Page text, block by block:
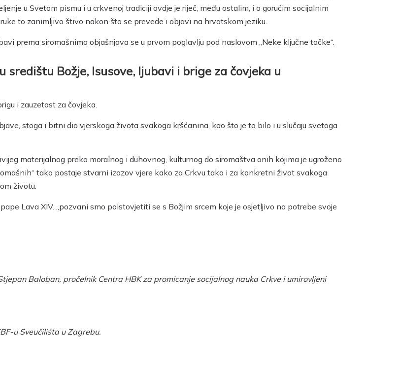
u Svetom pismu i u crkvenoj tradiciji ovdje je riječ, među ostalim, i o gorućim socijalnim
to zanimljivo štivo nakon što se prevede i objavi na hrvatskom jeziku.
prema siromašnima objašnjava se u prvom poglavlju pod naslovom „Neke ključne točke“.
Božje, Isusove, ljubavi i brige za čovjeka u
i zauzetost za čovjeka.
stoga i bitni dio vjerskoga života svakoga kršćanina, kao što je to bilo i u slučaju svetoga
materijalnog preko moralnog i duhovnog, kulturnog do siromaštva onih kojima je ugroženo
tako postaje stvarni izazov vjere kako za Crkvu tako i za konkretni život svakoga
životu.
Lava XIV. „pozvani smo poistovjetiti se s Božjim srcem koje je osjetljivo na potrebe svoje
Baloban, pročelnik Centra HBK za promicanje socijalnog nauka Crkve i umirovljeni
u Sveučilišta u Zagrebu.